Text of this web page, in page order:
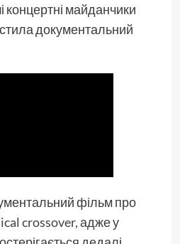
концертні майданчики
документальний
фільм про
crossover, адже у